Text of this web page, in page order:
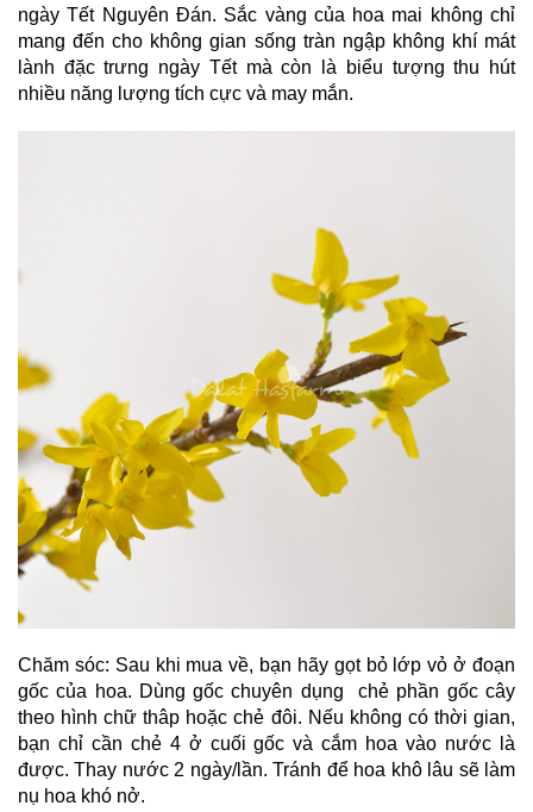
ngày Tết Nguyên Đán. Sắc vàng của hoa mai không chỉ
mang đến cho không gian sống tràn ngập không khí mát
lành đặc trưng ngày Tết mà còn là biểu tượng thu hút
nhiều năng lượng tích cực và may mắn.
Chăm sóc: Sau khi mua về, bạn hãy gọt bỏ lớp vỏ ở đoạn
gốc của hoa. Dùng gốc chuyên dụng chẻ phần gốc cây
theo hình chữ thâp hoặc chẻ đôi. Nếu không có thời gian,
bạn chỉ cần chẻ 4 ở cuối gốc và cắm hoa vào nước là
được. Thay nước 2 ngày/lần. Tránh để hoa khô lâu sẽ làm
nụ hoa khó nở.